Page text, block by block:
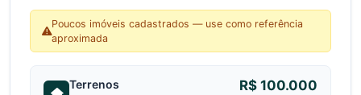
Poucos imóveis cadastrados — use como referência
aproximada
Terrenos R$ 100.000